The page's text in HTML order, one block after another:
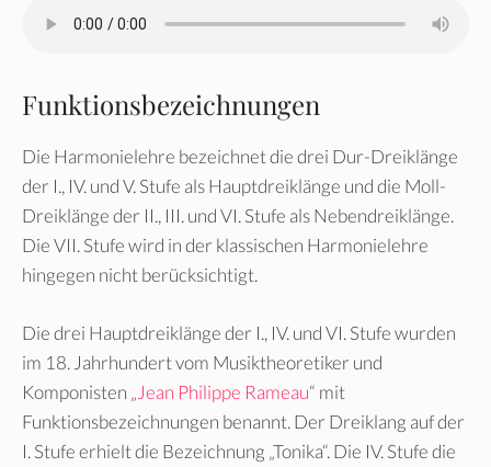
Funktionsbezeichnungen
Die Harmonielehre bezeichnet die drei Dur-Dreiklänge
der I., IV. und V. Stufe als Hauptdreiklänge und die Moll-
Dreiklänge der II., III. und VI. Stufe als Nebendreiklänge.
Die VII. Stufe wird in der klassischen Harmonielehre
hingegen nicht berücksichtigt.
Die drei Hauptdreiklänge der I., IV. und VI. Stufe wurden
im 18. Jahrhundert vom Musiktheoretiker und
Komponisten „ Jean Philippe Rameau“ mit
Funktionsbezeichnungen benannt. Der Dreiklang auf der
I. Stufe erhielt die Bezeichnung „Tonika“. Die IV. Stufe die